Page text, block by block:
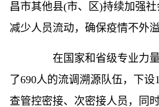
昌市其他县(市、区)持续加强
减少人员流动，确保疫情不外
在国家和省级专业力量
了690人的流调溯源队伍，下
查管控密接、次密接人员，同